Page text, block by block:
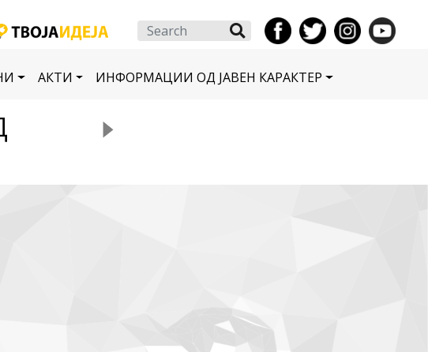
Search
АКТИ ИНФОРМАЦИИ ОД ЈАВЕН КАРАКТЕР